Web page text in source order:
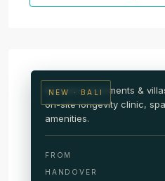
NEW · BALI
Branded apartments &
on-site longevity clinic,
amenities.
FROM
HANDOVER